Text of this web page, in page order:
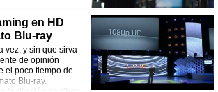
en HD
Blu-ray
vez, y sin que sirva
de opinión
el poco tiempo de
Blu-ray.